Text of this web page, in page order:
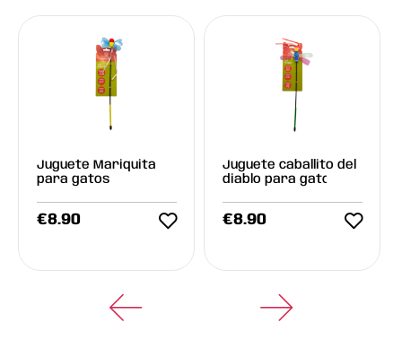
Juguete Mariquita
para gatos
€8.90
Juguete caballito del
diablo para gato
€8.90